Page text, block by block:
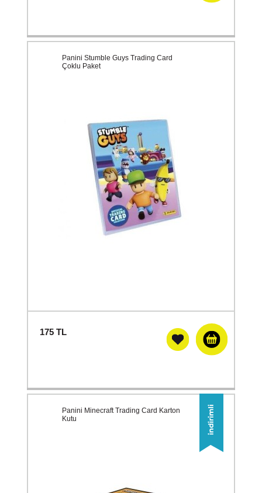
Panini Stumble Guys Trading Card
Çoklu Paket
175 TL
Panini Minecraft Trading Card Karton
Kutu